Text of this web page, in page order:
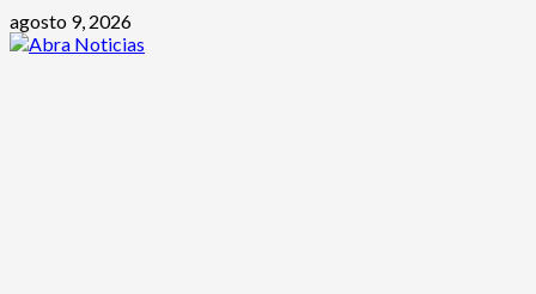
Saltar
al
agosto 9, 2026